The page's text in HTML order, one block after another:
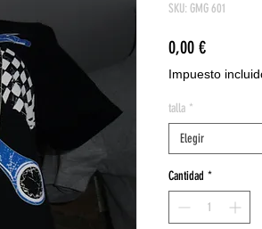
SKU: GMG 601
0,00 €Precio
Impuesto
talla *
Elegir
Cantidad *